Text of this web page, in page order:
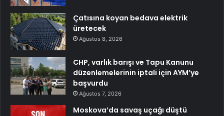
Çatısına koyan bedava elektrik
üretecek
Ağustos 8, 2026
CHP, varlık barışı ve Tapu Kanunu
düzenlemelerinin iptali için AYM’ye
başvurdu
Ağustos 7, 2026
Moskova’da savaş uçağı düştü